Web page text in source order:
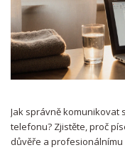
Jak správně komunikovat
telefonu? Zjistěte, proč
důvěře a